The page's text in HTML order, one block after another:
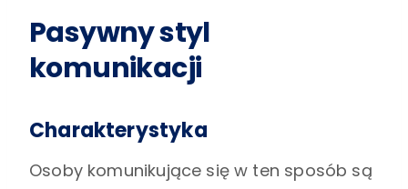
Pasywny styl
komunikacji
Charakterystyka
Osoby komunikujące się w ten sposób są